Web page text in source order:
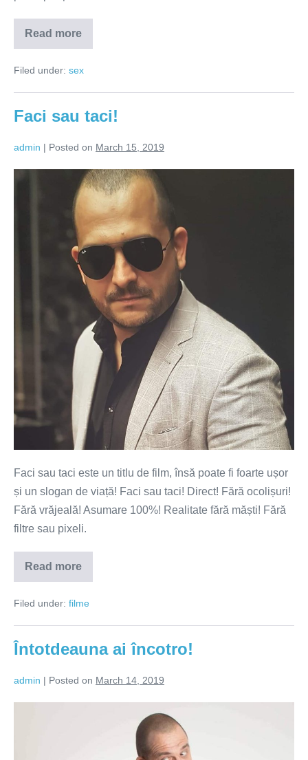
Read more
Ce
poate
meargă
în
Filed under: sex
Faci sau taci!
admin | Posted on March 15, 2019
Faci
Faci sau taci este un titlu de film, însă poate fi foarte ușor
și un slogan de viață! Faci sau taci! Direct! Fără ocolișuri!
Fără vrăjeală! Asumare 100%! Realitate fără măști! Fără
filtre sau pixeli.
Read more
Faci
sau
Filed under: filme
Întotdeauna ai încotro!
admin | Posted on March 14, 2019